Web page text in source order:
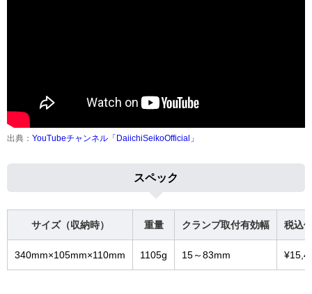
出典： YouTubeチャンネル「DaiichiSeikoOfficial」
スペック
サイズ（収納時） 重量 クランプ取付有効幅 税込
340mm×105mm×110mm 1105g 15～83mm